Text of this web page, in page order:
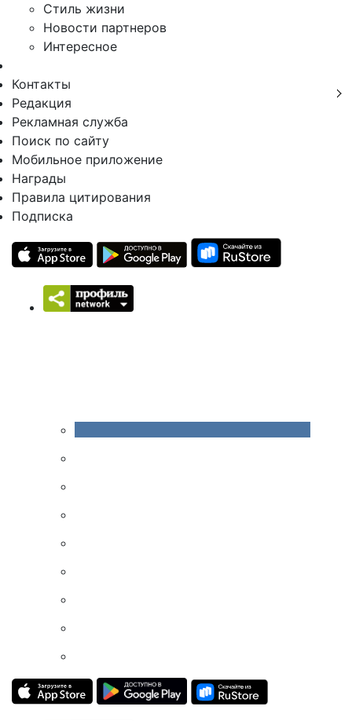
Стиль жизни
Новости партнеров
Интересное
Контакты
Редакция
Рекламная служба
Поиск по сайту
Мобильное приложение
Награды
Правила цитирования
Подписка